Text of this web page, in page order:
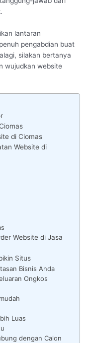
lantaran
pengabdian buat
silakan bertanya
wujudkan website
di Ciomas
Website di
Website di Jasa
Situs
Bisnis Anda
Ongkos
Luas
dengan Calon